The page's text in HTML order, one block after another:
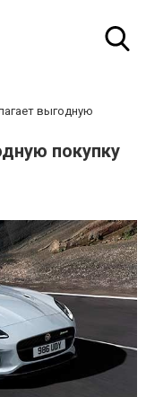
выгодную
покупку